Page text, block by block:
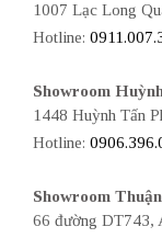
1007 Lạc Long
Hotline:
Showroom
1448 Huỳnh Tấn
Hotline:
Showroom
66 đường DT743,